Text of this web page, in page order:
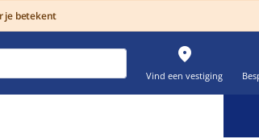
je betekent
place
Vind een vestiging